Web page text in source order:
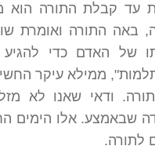
עד קבלת התורה
באה התורה ואומרת
של האדם כדי
ממילא עיקר
ודאי שאנו לא
שבאמצע. אלו הימים
לתורה.